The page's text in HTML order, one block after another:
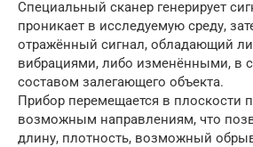
Специальный сканер генерирует
проникает в исследуемую среду,
отражённый сигнал, обладающий
вибрациями, либо изменёнными, в
составом залегающего объекта.
Прибор перемещается в плоскости
возможным направлениям, что
длину, плотность, возможный